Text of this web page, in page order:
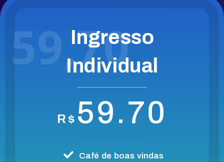
Ingresso
Individual
R$ 59.70
Café de boas vindas
59,70